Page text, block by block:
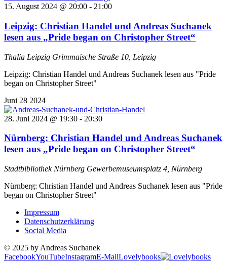
15. August 2024 @ 20:00 - 21:00
Leipzig: Christian Handel und Andreas Suchanek
lesen aus „Pride began on Christopher Street“
Thalia Leipzig Grimmaische Straße 10, Leipzig
Leipzig: Christian Handel und Andreas Suchanek lesen aus "Pride
began on Christopher Street"
Juni 28 2024
28. Juni 2024 @ 19:30 - 20:30
Nürnberg: Christian Handel und Andreas Suchanek
lesen aus „Pride began on Christopher Street“
Stadtbibliothek Nürnberg Gewerbemuseumsplatz 4, Nürnberg
Nürnberg: Christian Handel und Andreas Suchanek lesen aus "Pride
began on Christopher Street"
Impressum
Datenschutzerklärung
Social Media
© 2025 by Andreas Suchanek
FacebookYouTubeInstagramE-MailLovelybooks